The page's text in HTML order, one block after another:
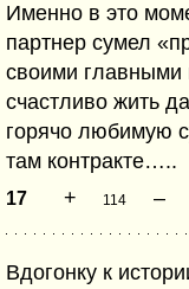
Именно в это
партнер сумел
своими главными
счастливо жить
горячо любимую
там контракте…..
17 + 114 –
Вдогонку к